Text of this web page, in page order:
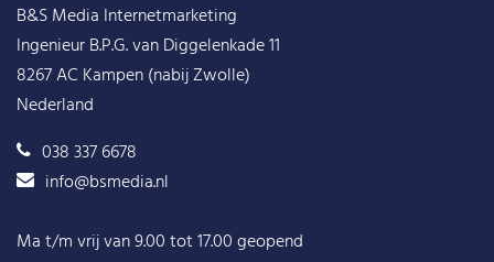
B&S Media Internetmarketing
Ingenieur B.P.G. van Diggelenkade 11
8267 AC Kampen (nabij Zwolle)
Nederland
038 337 6678
info@bsmedia.nl
Ma t/m vrij van 9.00 tot 17.00 geopend